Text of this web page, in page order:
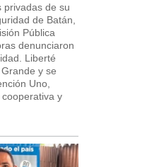
privadas de su
de Batán,
Pública
denunciaron
Liberté
y se
Uno,
y